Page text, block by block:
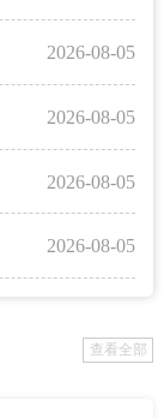
2026-08-05
2026-08-05
2026-08-05
2026-08-05
查看全部